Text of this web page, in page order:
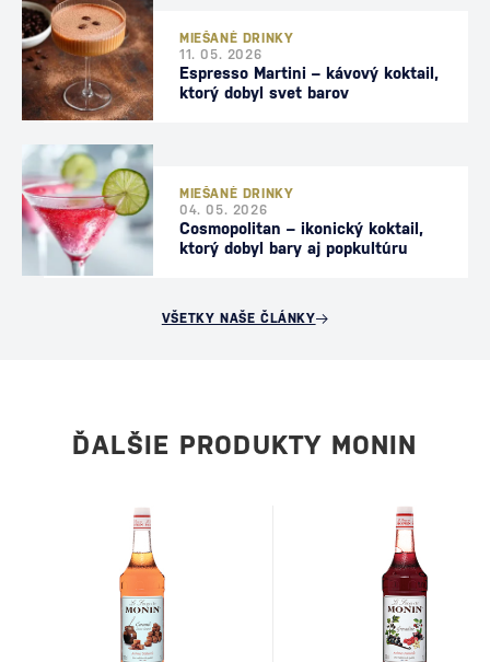
MIEŠANÉ DRINKY
11. 05. 2026
Espresso Martini – kávový koktail,
ktorý dobyl svet barov
MIEŠANÉ DRINKY
04. 05. 2026
Cosmopolitan – ikonický koktail,
ktorý dobyl bary aj popkultúru
VŠETKY NAŠE ČLÁNKY
ĎALŠIE PRODUKTY MONIN